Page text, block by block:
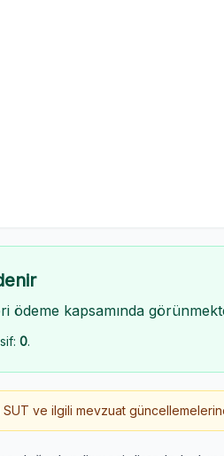
ödeme kapsamında
0.
ve ilgili mevzuat